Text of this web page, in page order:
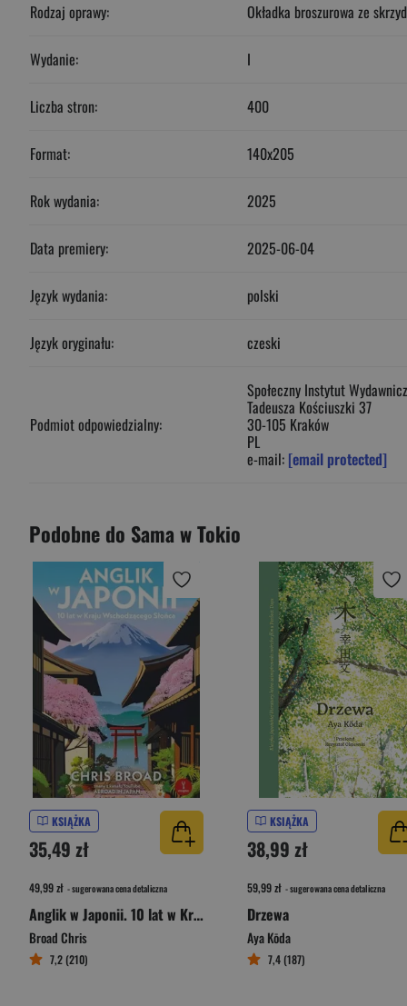
Rodzaj oprawy: Okładka broszurowa ze
Wydanie: I
Liczba stron: 400
Format: 140x205
Rok wydania: 2025
Data premiery: 2025-06-04
Język wydania: polski
Język oryginału: czeski
Podmiot odpowiedzialny:
Społeczny Instytut
Tadeusza Kościuszki 37
30-105 Kraków
PL
e-mail: [email protected]
Podobne do Sama w Tokio
KSIĄŻKA
35,49 zł
49,99 zł - sugerowana cena detaliczna
Anglik w Japonii. 10 lat w Kraju Wschodzącego Słońca
Broad Chris
7,2 (210)
KSIĄŻKA
38,99 zł
59,99 zł - sugerowana cena detaliczna
Drzewa
Aya Kōda
7,4 (187)